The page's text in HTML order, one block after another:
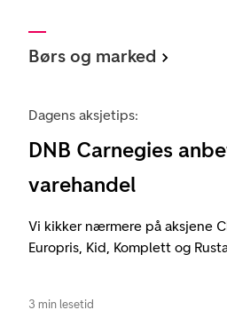
Børs og marked
Dagens aksjetips:
DNB Carnegies
varehandel
Vi kikker nærmere på aksjene
Europris, Kid, Komplett og
3 min lesetid